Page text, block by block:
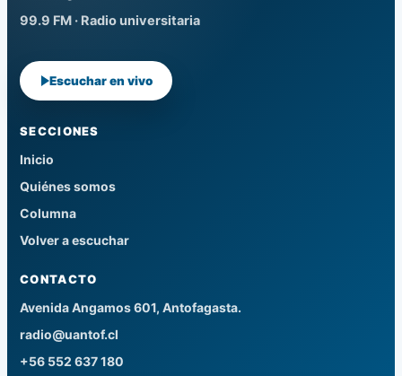
99.9 FM · Radio universitaria
Escuchar en vivo
SECCIONES
Inicio
Quiénes somos
Columna
Volver a escuchar
CONTACTO
Avenida Angamos 601, Antofagasta.
radio@uantof.cl
+56 552 637 180